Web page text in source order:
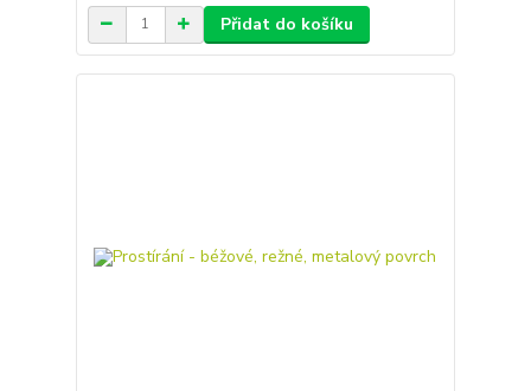
Přidat do košíku